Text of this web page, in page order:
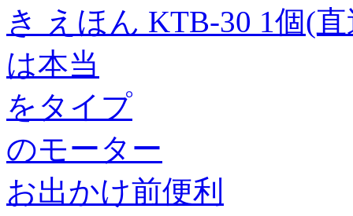
き えほん KTB-30 1個(
は本当
をタイプ
のモーター
お出かけ前便利